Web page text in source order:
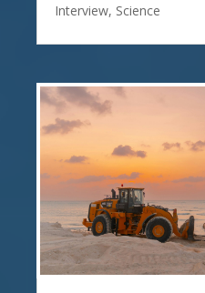
Interview, Science